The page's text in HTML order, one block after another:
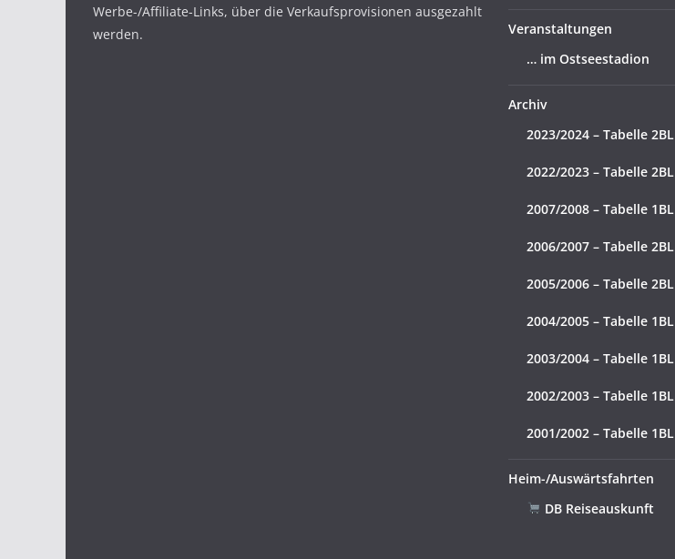
Werbe-/Affiliate-Links, über die Verkaufsprovisionen ausgezahlt
werden.
Veranstaltungen
… im Ostseestadion
Archiv
2023/2024 – Tabelle 2BL
2022/2023 – Tabelle 2BL
2007/2008 – Tabelle 1BL
2006/2007 – Tabelle 2BL
2005/2006 – Tabelle 2BL
2004/2005 – Tabelle 1BL
2003/2004 – Tabelle 1BL
2002/2003 – Tabelle 1BL
2001/2002 – Tabelle 1BL
Heim-/Auswärtsfahrten
DB Reiseauskunft